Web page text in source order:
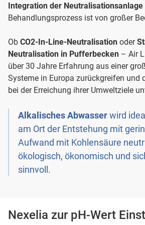
Integration der Neutralisationsanlage
Behandlungsprozess ist von großer
Ob CO2-In-Line-Neutralisation oder
Neutralisation in Pufferbecken – Air
über 30 Jahre Erfahrung aus einer
Systeme in Europa zurückgreifen und
bei der Erreichung ihrer Umweltziele
Alkalisches Abwasserwird
am Ort der Entstehung mit
Aufwand mit Kohlensäure
ökologisch, ökonomisch und
sinnvoll.
Nexelia zur pH-Wert